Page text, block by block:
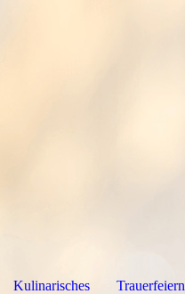
Kulinarisches Trauerfeiern